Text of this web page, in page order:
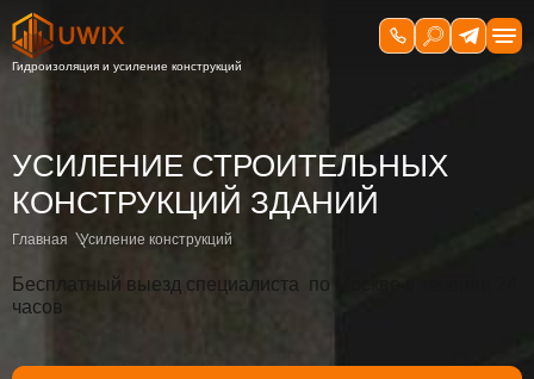
УСИЛЕНИЕ СТРОИТЕЛЬНЫХ
КОНСТРУКЦИЙ ЗДАНИЙ
Главная Усиление конструкций
Бесплатный выезд специалиста по Москве в течении 24
часов